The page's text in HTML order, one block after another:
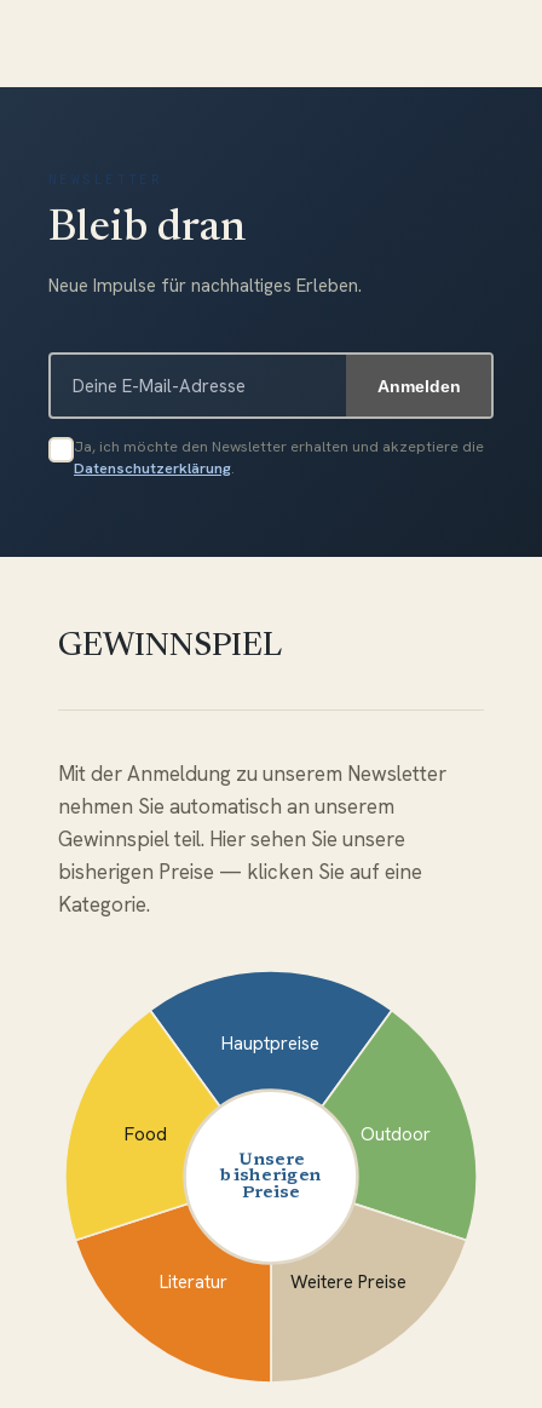
NEWSLETTER
Bleib dran
Neue Impulse für nachhaltiges Erleben.
Anmelden
Ja, ich möchte den Newsletter erhalten und akzeptiere die
Datenschutzerklärung.
GEWINNSPIEL
Mit der Anmeldung zu unserem Newsletter
nehmen Sie automatisch an unserem
Gewinnspiel teil. Hier sehen Sie unsere
bisherigen Preise — klicken Sie auf eine
Kategorie.
Hauptpreise
Outdoor
Weitere Preise
Literatur
Food
Unsere
bisherigen
Preise